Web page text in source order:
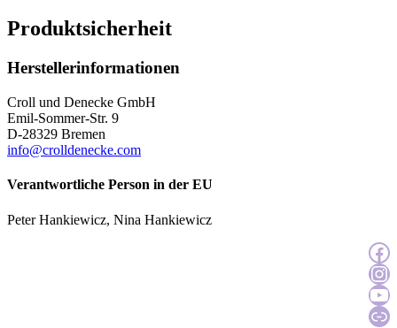
Produktsicherheit
Herstellerinformationen
Croll und Denecke GmbH
Emil-Sommer-Str. 9
D-28329 Bremen
info@crolldenecke.com
Verantwortliche Person in der EU
Peter Hankiewicz, Nina Hankiewicz
Zur
Zur
Zum